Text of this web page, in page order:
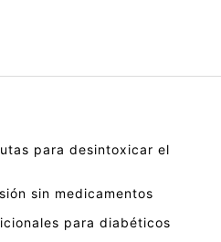
para desintoxicar el
sin medicamentos
para diabéticos